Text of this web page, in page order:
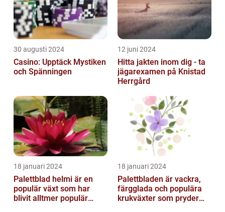
30 augusti 2024
Casino: Upptäck Mystiken
och Spänningen
12 juni 2024
Hitta jakten inom dig - ta
jägarexamen på Knistad
Herrgård
18 januari 2024
Palettblad helmi är en
populär växt som har
blivit alltmer populär
18 januari 2024
Palettbladen är vackra,
färgglada och populära
krukväxter som pryder